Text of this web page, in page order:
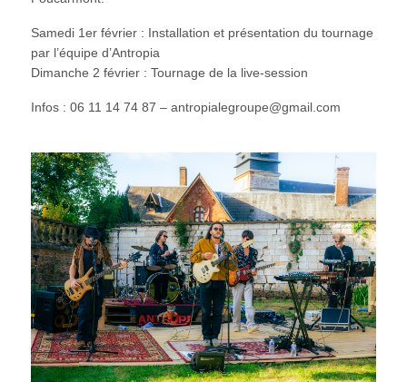
Samedi 1er février : Installation et présentation du tournage
par l’équipe d’Antropia
Dimanche 2 février : Tournage de la live-session
Infos : 06 11 14 74 87 – antropialegroupe@gmail.com